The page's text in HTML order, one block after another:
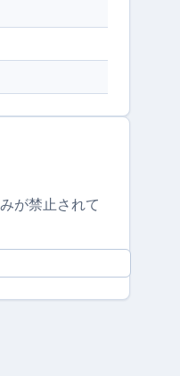
が禁止されて